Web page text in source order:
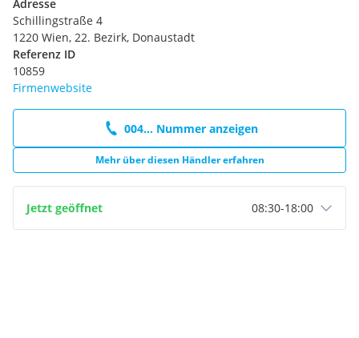
mit mittlerem Tönungsgrad
Beheizbare Heckscheibe, fest
Ladekabel für die öffentliche Ladestation
Sonnenschutzrollos
Picknick-Licht
Kraftstoffbehälter 63 Liter
Sitz-Paket 22
Technologie-Paket 6
Technologie-Paket 6 - mit Stop & Go Funktion
3 USB-Anschlüsse für die 2. Sitzreihe
Adresse
Schillingstraße 4
1220 Wien, 22. Bezirk, Donaustadt
Referenz ID
10859
Firmenwebsite
004... Nummer anzeigen
Mehr über diesen Händler erfahren
Jetzt geöffnet 08:30-18:00